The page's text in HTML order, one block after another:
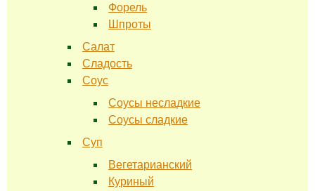
Форель
Шпроты
Салат
Сладость
Соус
Соусы несладкие
Соусы сладкие
Суп
Вегетарианский
Куриный